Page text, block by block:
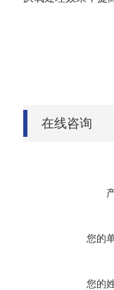
在线咨询
您的
您的